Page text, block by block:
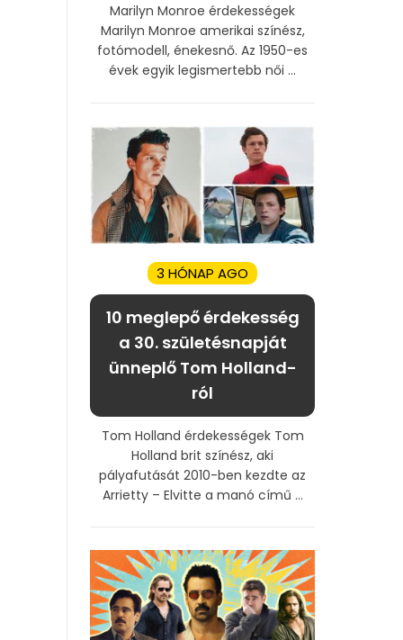
Marilyn Monroe érdekességek
Marilyn Monroe amerikai színész,
fotómodell, énekesnő. Az 1950-es
évek egyik legismertebb női ...
3 HÓNAP AGO
10 meglepő érdekesség
a 30. születésnapját
ünneplő Tom Holland-
ról
Tom Holland érdekességek Tom
Holland brit színész, aki
pályafutását 2010-ben kezdte az
Arrietty – Elvitte a manó című ...